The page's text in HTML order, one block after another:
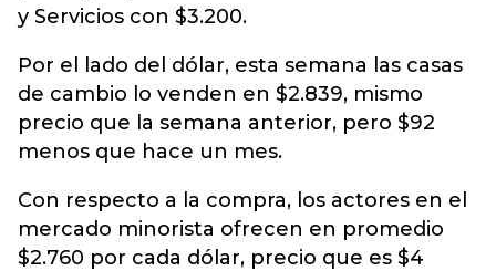
y Servicios con $3.200.
Por el lado del dólar, esta semana las casas
de cambio lo venden en $2.839, mismo
precio que la semana anterior, pero $92
menos que hace un mes.
Con respecto a la compra, los actores en el
mercado minorista ofrecen en promedio
$2.760 por cada dólar, precio que es $4